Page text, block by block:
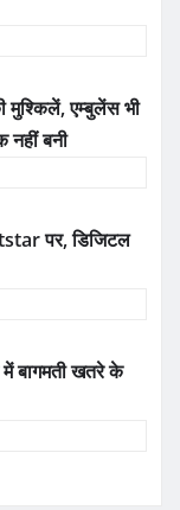
मुश्किलें, एम्बुलेंस भी
नहीं बनी
पर, डिजिटल
बागमती खतरे के